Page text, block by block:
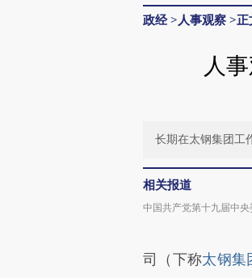
政经> 人事观察 >正
人
长期在太钢集团工
相关报道
中国共产党第十九届中
司（下称太钢集